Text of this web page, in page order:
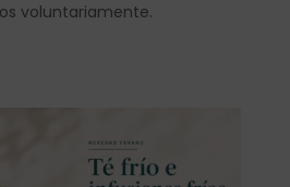
voluntariamente.